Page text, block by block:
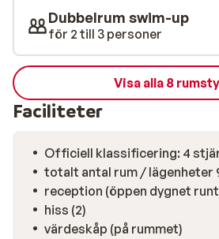
bekymmersfri – från frukost till
serveras utsökt mat i avslappnad
för både mat och dryck. Perfekt
fokusera på att njuta.
Dubbelrum swim-up
för 2 till 3 personer
Visa alla 8
Faciliteter
Officiell klassificering: 4
totalt antal rum / lägenheter
reception (öppen dygnet
hiss (2)
värdeskåp (på rummet)